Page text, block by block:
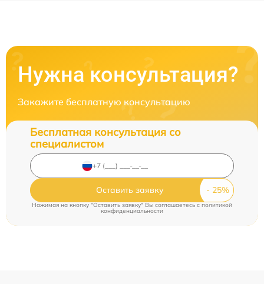
Нужна консультация?
Закажите бесплатную консультацию
Бесплатная консультация со
специалистом
Оставить заявку
Нажимая на кнопку "Оставить заявку" Вы соглашаетесь cполитикой
конфиденциальности